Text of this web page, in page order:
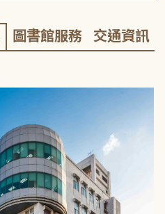
圖書館服務 交通資訊